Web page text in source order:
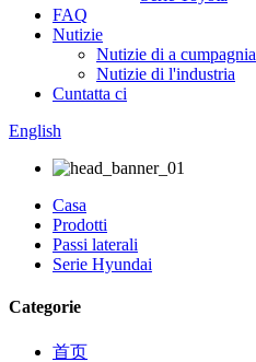
FAQ
Nutizie
Nutizie di a cumpagnia
Nutizie di l'industria
Cuntatta ci
English
Casa
Prodotti
Passi laterali
Serie Hyundai
Categorie
首页